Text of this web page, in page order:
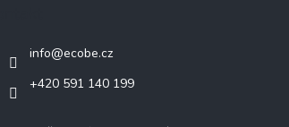
info@ecobe.cz
+420 591 140 199